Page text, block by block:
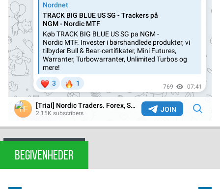
BEGIVENHEDER